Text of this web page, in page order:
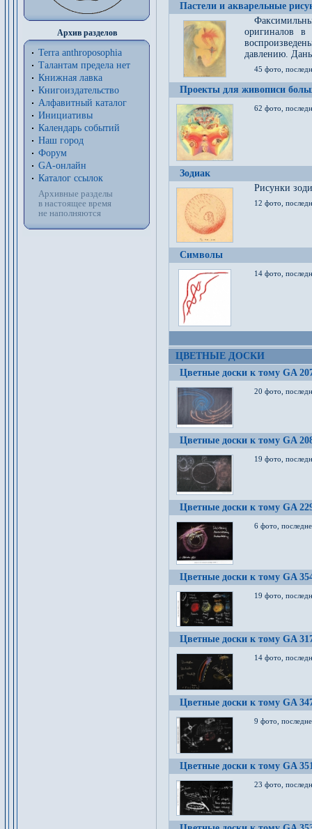
Архив разделов
Terra anthroposophia
Талантам предела нет
Книжная лавка
Книгоиздательство
Алфавитный каталог
Инициативы
Календарь событий
Наш город
Форум
GA-онлайн
Каталог ссылок
Архивные разделы
в настоящее время
не наполняются
Пастели и акварельные
оригиналов
давлению.
45 фото,
Проекты для живописи
62 фото,
Зодиак
Рисунки
12 фото,
Символы
14 фото,
ЦВЕТНЫЕ ДОСКИ
Цветные доски к тому GA
20 фото,
Цветные доски к тому GA
19 фото,
Цветные доски к тому GA
6 фото,
Цветные доски к тому GA
19 фото,
Цветные доски к тому GA
14 фото,
Цветные доски к тому GA
9 фото,
Цветные доски к тому GA
23 фото,